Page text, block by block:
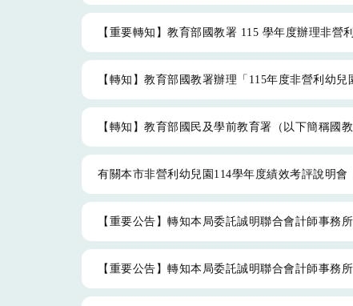
【重要轉知】教育部國教署 115 學年度辦理非營
【轉知】教育部國教署辦理「115年度非營利幼
【轉知】教育部國民及學前教育署（以下簡稱國教
有關本市非營利幼兒園114學年度績效考評說明
【重要公告】轉知本局委託誠明聯合會計師事務
【重要公告】轉知本局委託誠明聯合會計師事務